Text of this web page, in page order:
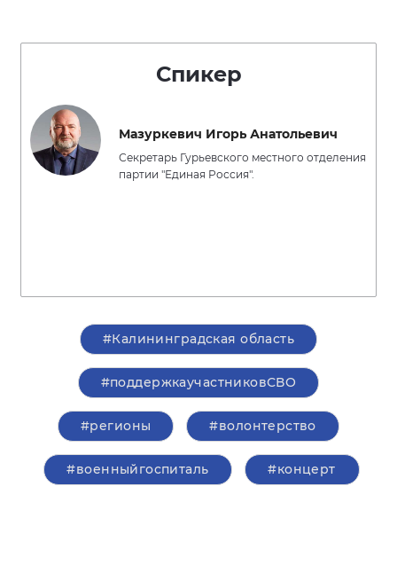
Спикер
Мазуркевич Игорь Анатольевич
Секретарь Гурьевского местного отделения
партии "Единая Россия".
#Калининградская область
#поддержкаучастниковСВО
#регионы #волонтерство
#военныйгоспиталь #концерт